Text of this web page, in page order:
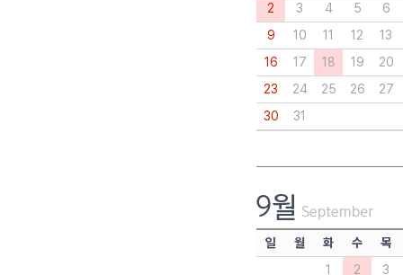
2 3 4 5
6
9
10 11 12
13
16
17 18 19
20
23
24 25 26
27
30
31
일 월 화 수
목
1
2 3